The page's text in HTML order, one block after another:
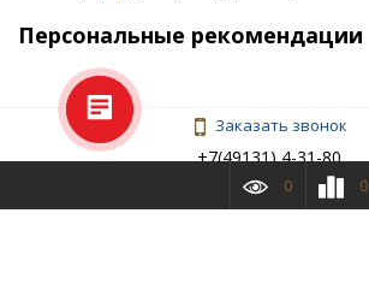
Персональные рекомендации
Заказать звонок
+7(49131) 4-31-80
Обратная связь
+7-930-885-49-29
0 0